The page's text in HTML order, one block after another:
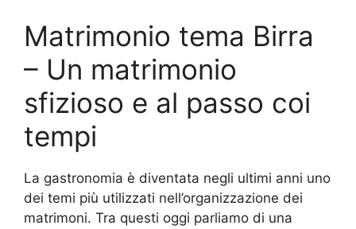
Matrimonio tema Birra
– Un matrimonio
sfizioso e al passo coi
tempi
La gastronomia è diventata negli ultimi anni uno
dei temi più utilizzati nell’organizzazione dei
matrimoni. Tra questi oggi parliamo di una